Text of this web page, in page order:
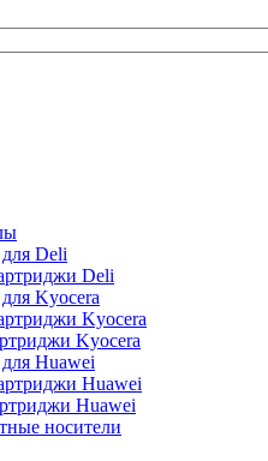
Deli
Deli
Kyocera
Kyocera
Kyocera
Huawei
Huawei
Huawei
носители